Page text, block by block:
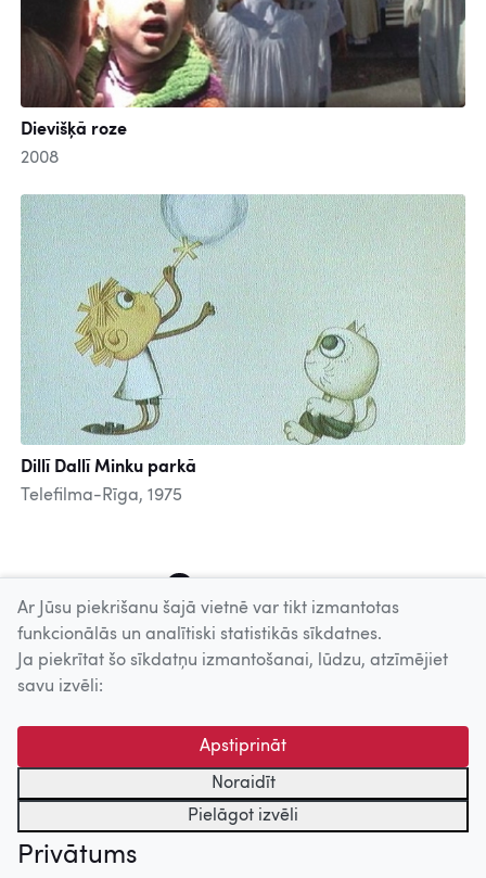
Dievišķā roze
2008
Dillī Dallī Minku parkā
Telefilma-Rīga, 1975
Uz augšu
© 2026 Nacionālais Kino centrs, Kultūras informācijas sistēmu
centrs. Sadarbības partneris: Latvijas Valsts
kinofotofonodokumentu arhīvs.
Ar Jūsu piekrišanu šajā vietnē var tikt izmantotas
funkcionālās un analītiski statistikās sīkdatnes.
Ja piekrītat šo sīkdatņu izmantošanai, lūdzu, atzīmējiet
savu izvēli:
Apstiprināt
Noraidīt
Pielāgot izvēli
Privātums